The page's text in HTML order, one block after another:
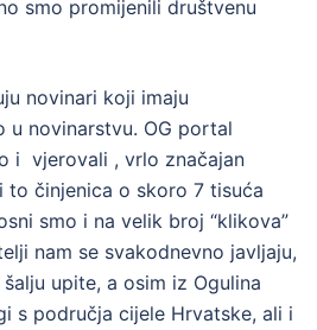
smo promijenili društvenu
novinari koji imaju
u novinarstvu. OG portal
i vjerovali , vrlo značajan
to činjenica o skoro 7 tisuća
smo i na velik broj “klikova”
nam se svakodnevno javljaju,
upite, a osim iz Ogulina
s područja cijele Hrvatske, ali i